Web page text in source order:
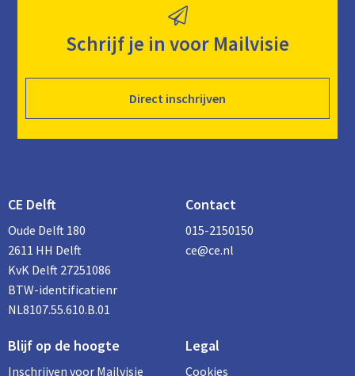
Schrijf je in voor Mailvisie
Direct inschrijven
CE Delft
Oude Delft 180
2611 HH Delft
KvK Delft 27251086
BTW-identificatienr
NL8107.55.610.B.01
Contact
015-2150150
ce@ce.nl
Blijf op de hoogte
Inschrijven voor Mailvisie
Legal
Cookies